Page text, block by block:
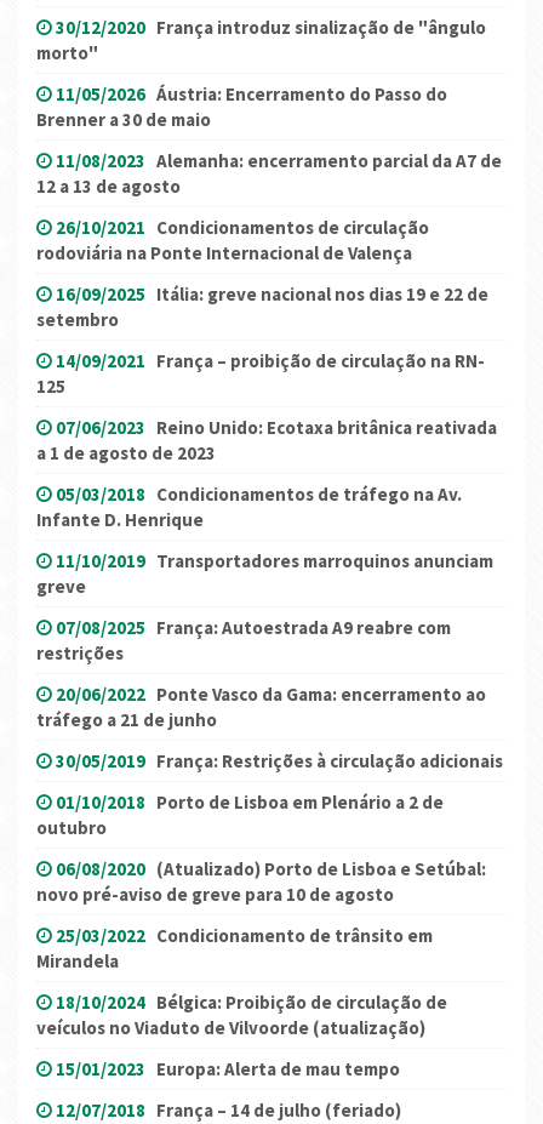
30/12/2020 França introduz sinalização de "ângulo
morto"
11/05/2026 Áustria: Encerramento do Passo do
Brenner a 30 de maio
11/08/2023 Alemanha: encerramento parcial da A7 de
12 a 13 de agosto
26/10/2021 Condicionamentos de circulação
rodoviária na Ponte Internacional de Valença
16/09/2025 Itália: greve nacional nos dias 19 e 22 de
setembro
14/09/2021 França – proibição de circulação na RN-
125
07/06/2023 Reino Unido: Ecotaxa britânica reativada
a 1 de agosto de 2023
05/03/2018 Condicionamentos de tráfego na Av.
Infante D. Henrique
11/10/2019 Transportadores marroquinos anunciam
greve
07/08/2025 França: Autoestrada A9 reabre com
restrições
20/06/2022 Ponte Vasco da Gama: encerramento ao
tráfego a 21 de junho
30/05/2019 França: Restrições à circulação adicionais
01/10/2018 Porto de Lisboa em Plenário a 2 de
outubro
06/08/2020 (Atualizado) Porto de Lisboa e Setúbal:
novo pré-aviso de greve para 10 de agosto
25/03/2022 Condicionamento de trânsito em
Mirandela
18/10/2024 Bélgica: Proibição de circulação de
veículos no Viaduto de Vilvoorde (atualização)
15/01/2023 Europa: Alerta de mau tempo
12/07/2018 França – 14 de julho (feriado)